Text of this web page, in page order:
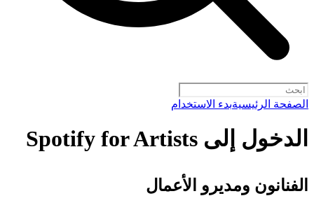
الصفحة الرئيسيةبدء الاستخدام
الدخول إلى Spotify for Artists
الفنانون ومديرو الأعمال